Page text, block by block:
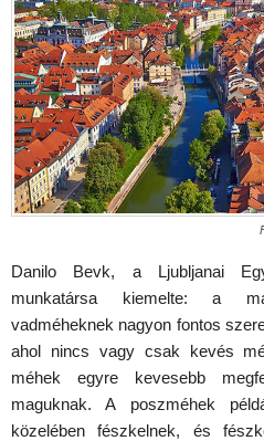
Danilo Bevk, a Ljubljanai
munkatársa kiemelte: a
vadméheknek nagyon fontos
ahol nincs vagy csak kevés
méhek egyre kevesebb
maguknak. A poszméhek
közelében fészkelnek, és